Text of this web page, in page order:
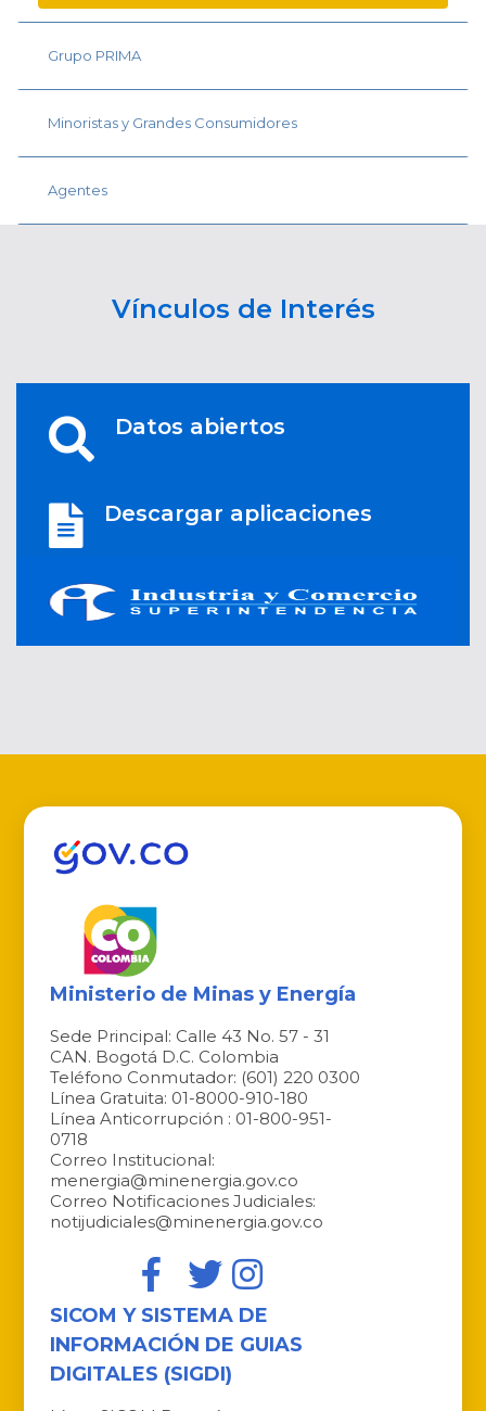
Grupo PRIMA
Minoristas y Grandes Consumidores
Agentes
Vínculos de Interés
Datos abiertos
Descargar aplicaciones
Ministerio de Minas y Energía
Sede Principal: Calle 43 No. 57 - 31
CAN. Bogotá D.C. Colombia
Teléfono Conmutador: (601) 220 0300
Línea Gratuita: 01-8000-910-180
Línea Anticorrupción : 01-800-951-
0718
Correo Institucional:
menergia@minenergia.gov.co
Correo Notificaciones Judiciales:
notijudiciales@minenergia.gov.co
SICOM Y SISTEMA DE
INFORMACIÓN DE GUIAS
DIGITALES (SIGDI)